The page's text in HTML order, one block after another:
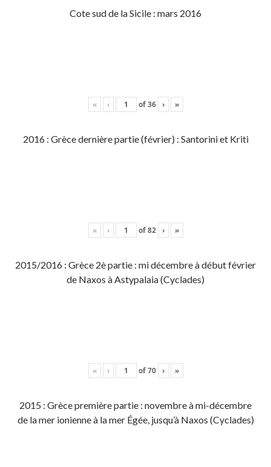
Cote sud de la Sicile : mars 2016
« ‹ of36 › »
2016 : Grèce dernière partie (février) : Santorini et Kriti
« ‹ of82 › »
2015/2016 : Grèce 2è partie : mi décembre à début février
de Naxos à Astypalaia (Cyclades)
« ‹ of70 › »
2015 : Grèce première partie : novembre à mi-décembre
de la mer ionienne à la mer Égée, jusqu’à Naxos (Cyclades)